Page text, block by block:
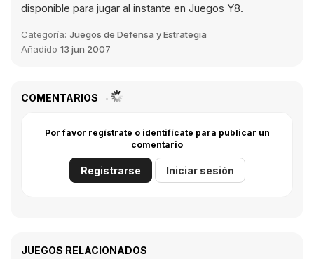
disponible para jugar al instante en Juegos Y8.
Categoría: Juegos de Defensa y Estrategia
Añadido 13 jun 2007
COMENTARIOS
Por favor regístrate o identifícate para publicar un
comentario
Registrarse Iniciar sesión
JUEGOS RELACIONADOS